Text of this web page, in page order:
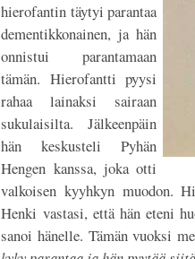
hierofantin täytyi parantaa
dementikkonainen, ja hän
onnistui parantamaan
tämän. Hierofantti pyysi
rahaa lainaksi sairaan
sukulaisilta. Jälkeenpäin
hän keskusteli Pyhän
Hengen kanssa, joka otti
valkoisen kyyhkyn muodon.
Henki vastasi, että hän eteni
sanoi hänelle. Tämän vuoksi